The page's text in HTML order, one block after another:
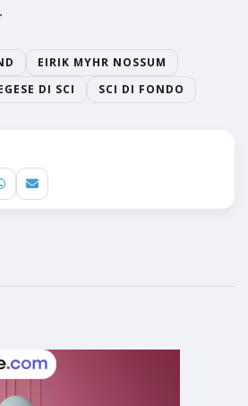
EIRIK MYHR NOSSUM
DI SCI
SCI DI FONDO